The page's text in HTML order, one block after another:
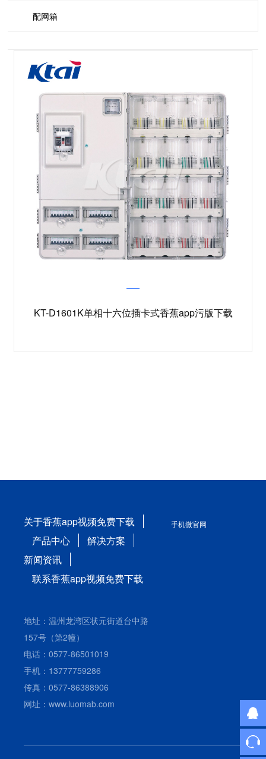
配网箱
KT-D1601K单相十六位插卡式香蕉app污版下载
关于香蕉app视频免费下载
产品中心
解决方案
新闻资讯
联系香蕉app视频免费下载
地址：温州龙湾区状元街道台中路
157号（第2幢）
电话：0577-86501019
手机：13777759286
传真：0577-86388906
网址：www.luomab.com
手机微官网